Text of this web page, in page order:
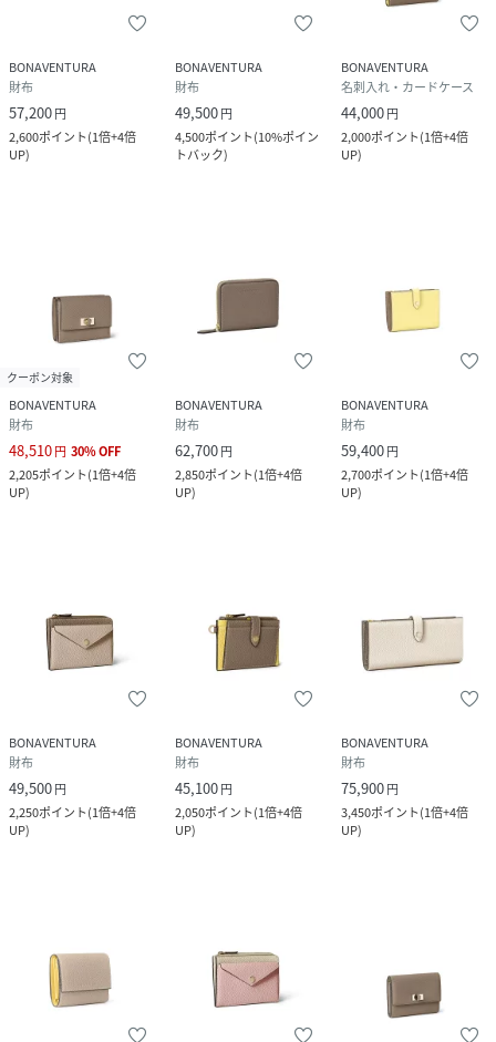
BONAVENTURA
財布
57,200円
2,600ポイント(1倍+4倍
UP)
BONAVENTURA
財布
49,500円
4,500ポイント(10%ポイン
トバック)
BONAVENTURA
名刺入れ・カードケース
44,000円
2,000ポイント(1倍+4倍
UP)
クーポン対象
BONAVENTURA
財布
48,510円 30%OFF
2,205ポイント(1倍+4倍
UP)
BONAVENTURA
財布
62,700円
2,850ポイント(1倍+4倍
UP)
BONAVENTURA
財布
59,400円
2,700ポイント(1倍+4倍
UP)
BONAVENTURA
財布
49,500円
2,250ポイント(1倍+4倍
UP)
BONAVENTURA
財布
45,100円
2,050ポイント(1倍+4倍
UP)
BONAVENTURA
財布
75,900円
3,450ポイント(1倍+4倍
UP)